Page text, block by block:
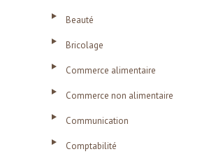
Beauté
Bricolage
Commerce alimentaire
Commerce non alimentaire
Communication
Comptabilité